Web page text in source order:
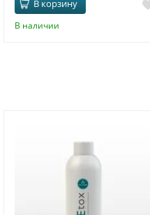
В корзину
В наличии